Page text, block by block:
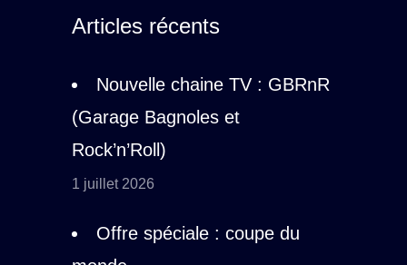
Articles récents
Nouvelle chaine TV : GBRnR
(Garage Bagnoles et
Rock’n’Roll)
1 juillet 2026
Offre spéciale : coupe du